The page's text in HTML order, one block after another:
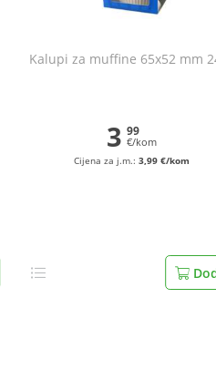
Kalupi za muffine 65x52 mm
3 99
€/kom
Cijena za j.m.: 3,99 €/kom